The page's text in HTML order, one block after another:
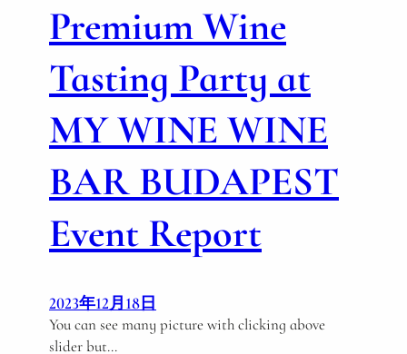
師
養
成
講
座
初
コ
ー
Premium Wine
Tasting Party at
MY WINE WINE
BAR BUDAPEST
Event Report
2023年12月18日
You can see many picture with clicking above
slider but…